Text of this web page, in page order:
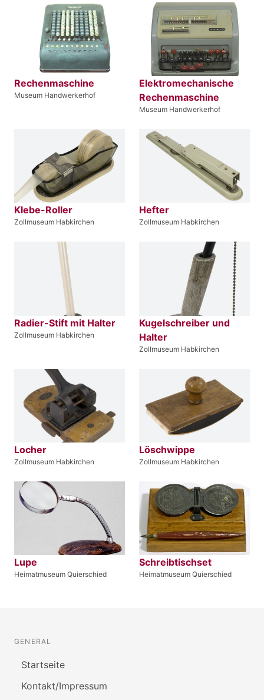
Rechenmaschine
Museum Handwerkerhof
Elektromechanische
Rechenmaschine
Museum Handwerkerhof
Klebe-Roller
Zollmuseum Habkirchen
Hefter
Zollmuseum Habkirchen
Radier-Stift mit Halter
Zollmuseum Habkirchen
Kugelschreiber und
Halter
Zollmuseum Habkirchen
Locher
Zollmuseum Habkirchen
Löschwippe
Zollmuseum Habkirchen
Lupe
Heimatmuseum Quierschied
Schreibtischset
Heimatmuseum Quierschied
GENERAL
Startseite
Kontakt/Impressum